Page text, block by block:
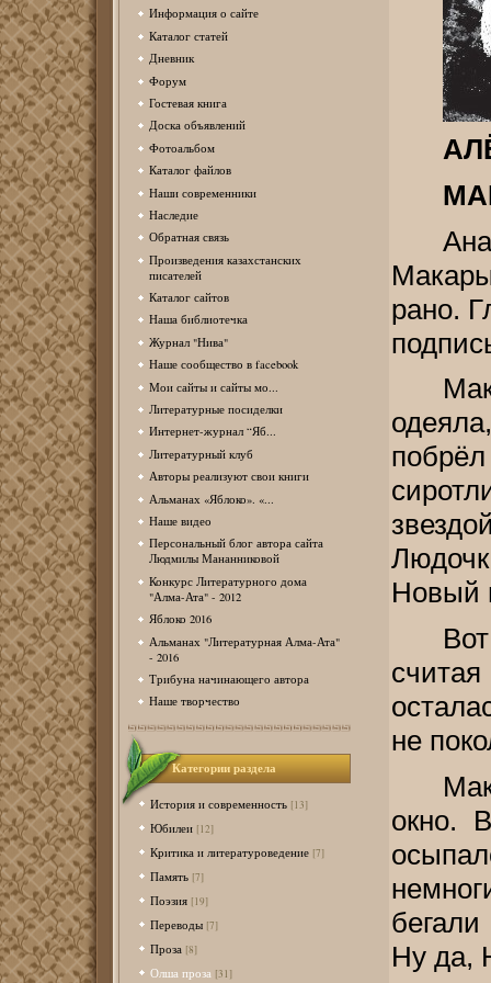
Информация о сайте
Каталог статей
Дневник
Форум
Гостевая книга
Доска объявлений
Фотоальбом
Каталог файлов
Наши современники
Наследие
Обратная связь
Произведения казахстанских
писателей
Каталог сайтов
Наша библиотечка
Журнал "Нива"
Наше сообщество в facebook
Мои сайты и сайты мо...
Литературные посиделки
Интернет-журнал “Яб...
Литературный клуб
Авторы реализуют свои книги
Альманах «Яблоко». «...
Наше видео
Персональный блог автора сайта
Людмилы Мананниковой
Конкурс Литературного дома
"Алма-Ата" - 2012
Яблоко 2016
Альманах "Литературная Алма-Ата"
- 2016
Трибуна начинающего автора
Наше творчество
Категории раздела
История и современность [13]
Юбилеи [12]
Критика и литературоведение [7]
Память [7]
Поэзия [19]
Переводы [7]
Проза [8]
Олша проза [31]
рано.
Новый
не
окно.
Ну да,